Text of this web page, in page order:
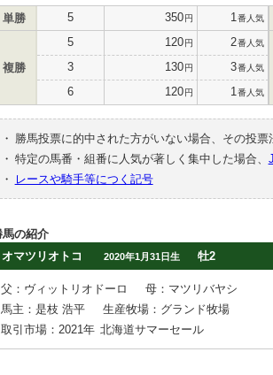
単勝 5 350円 1 番人気
複勝
5 120円 2番人気
3 130円 3番人気
6 120円 1 番人気
・
勝馬投票に的中された方がいない場合、その投
・ 特定の馬番・組番に人気が著しく集中した場合、
・
レースや騎手等につく記号
馬の紹介
オマツリオトコ
2020年1月31日生 牡2
父：ヴィットリオドーロ
母：マツリバヤシ
馬主：是枝 浩平
生産牧場：グランド牧場
取引市場：2021年 北海道サマーセール